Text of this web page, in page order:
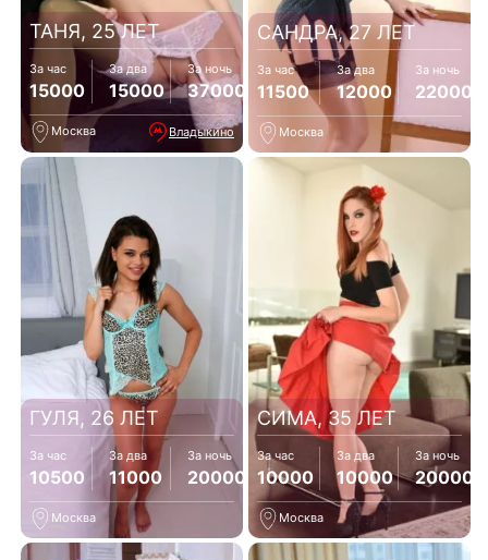
ТАНЯ, 25 ЛЕТ
За час
15000
За два
15000
За ночь
37000
Москва Владыкино
САНДРА, 27 ЛЕТ
За час
11500
За два
12000
За ночь
22000
Москва
ГУЛЯ, 26 ЛЕТ
За час
10500
За два
11000
За ночь
20000
Москва
СИМА, 35 ЛЕТ
За час
10000
За два
10000
За ночь
20000
Москва